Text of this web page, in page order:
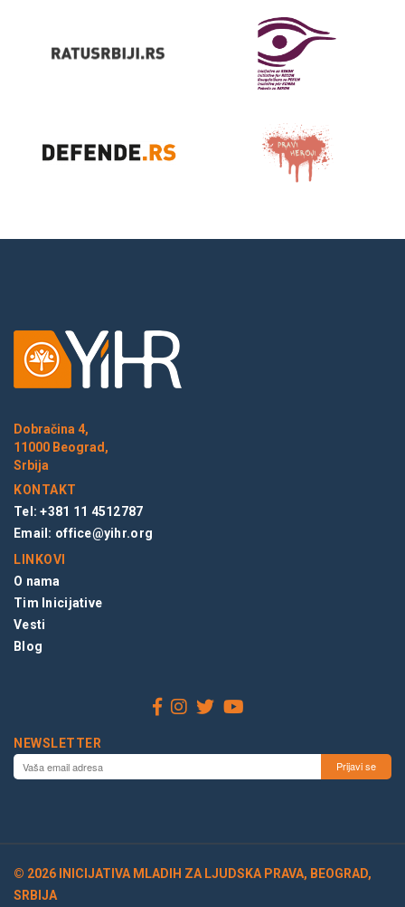
Dobračina 4,
11000 Beograd,
Srbija
KONTAKT
Tel: +381 11 4512787
Email: office@yihr.org
LINKOVI
O nama
Tim Inicijative
Vesti
Blog
NEWSLETTER
© 2026 INICIJATIVA MLADIH ZA LJUDSKA PRAVA, BEOGRAD,
SRBIJA